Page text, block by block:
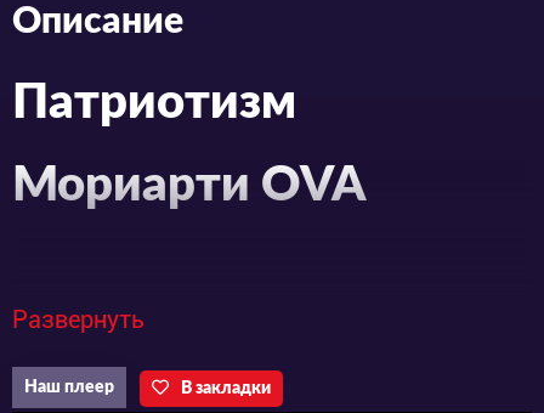
Описание
Патриотизм
Мориарти OVA
Конец 19 века – время, когда классовое
разделение общества считалось
Развернуть
Наш плеер В закладки